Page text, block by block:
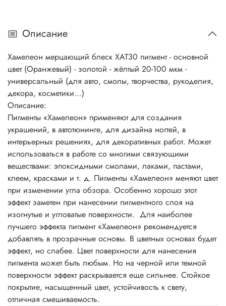
Описание
Хамелеон мерцающий блеск ХАТ30 пигмент - основной
цвет (Оранжевый) - золотой - жёлтый 20-100 мкм -
универсальный (для авто, смолы, творчества, рукоделия,
декора, косметики...)
Описание:
Пигменты «Хамелеон» применяют для создания
украшений, в автотюнинге, для дизайна ногтей, в
интерьерных решениях, для декоративных работ. Может
использоваться в работе со многими связующими
веществами: эпоксидными смолами, лаками, пастами,
клеем, красками и т. д. Пигменты «Хамелеон» меняют цвет
при изменении угла обзора. Особенно хорошо этот
эффект заметен при нанесении пигментного слоя на
изогнутые и угловатые поверхности. Для наиболее
лучшего эффекта пигмент «Хамелеон» рекомендуется
добавлять в прозрачные основы. В цветных основах будет
эффект, но слабее. Цвет поверхности для нанесения
пигмента может быть любым. Но на черной или темной
поверхности эффект раскрывается еще сильнее. Стойкое
покрытие, насыщенный цвет, устойчивость к свету,
отличная смешиваемость.